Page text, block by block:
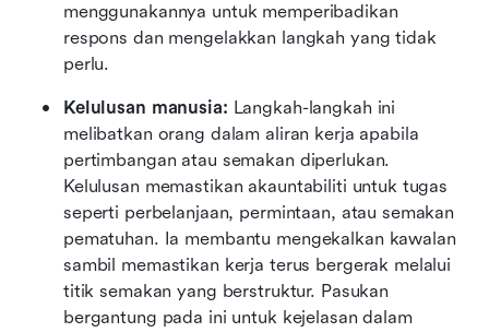
menggunakannya untuk memperibadikan
respons dan mengelakkan langkah yang tidak
perlu.
Kelulusan manusia: Langkah-langkah ini
melibatkan orang dalam aliran kerja apabila
pertimbangan atau semakan diperlukan.
Kelulusan memastikan akauntabiliti untuk tugas
seperti perbelanjaan, permintaan, atau semakan
pematuhan. Ia membantu mengekalkan kawalan
sambil memastikan kerja terus bergerak melalui
titik semakan yang berstruktur. Pasukan
bergantung pada ini untuk kejelasan dalam